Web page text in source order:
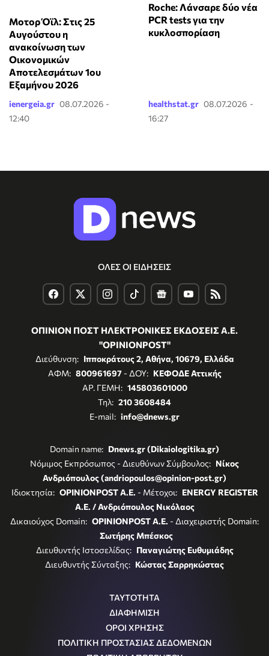
Μοτορ Όϊλ: Στις 25
Αυγούστου η
ανακοίνωση των
Οικονομικών
Αποτελεσμάτων 1ου
Εξαμήνου 2026
ienergeia.gr 08.07.2026 -
12:40
Roche: Λάνσαρε δύο νέα
PCR tests για την
κυκλοσπορίαση
healthstat.gr 08.07.2026 -
16:27
ΟΛΕΣ ΟΙ ΕΙΔΗΣΕΙΣ
ΟΠΙΝΙΟΝ ΠΟΣΤ ΗΛΕΚΤΡΟΝΙΚΕΣ ΕΚΔΟΣΕΙΣ Α.Ε.
"OPINIONPOST"
Διεύθυνση: Ιπποκράτους 2, Αθήνα, 10679, Ελλάδα
ΑΦΜ: 800961697- ΔΟΥ: ΚΕΦΟΔΕ Αττικής
ΑΡ. ΓΕΜΗ: 145803601000
Τηλ: 210 3608484
E-mail: info@dnews.gr
Domain name: Dnews.gr (Dikaiologitika.gr)
Νόμιμος Εκπρόσωπος - Διευθύνων Σύμβουλος: Νίκος
Ανδριόπουλος (andriopoulos@opinion-post.gr)
Ιδιοκτησία: OPINIONPOST A.E. - Μέτοχοι: ENERGY REGISTER
Α.Ε. / Ανδριόπουλος Νικόλαος
Δικαιούχος Domain: OPINIONPOST A.E. - Διαχειριστής Domain:
Σωτήρης Μπέσκος
Διευθυντής Ιστοσελίδας: Παναγιώτης Ευθυμιάδης
Διευθυντής Σύνταξης: Κώστας Σαρρηκώστας
ΤΑΥΤΟΤΗΤΑ
ΔΙΑΦΗΜΙΣΗ
ΟΡΟΙ ΧΡΗΣΗΣ
ΠΟΛΙΤΙΚΗ ΠΡΟΣΤΑΣΙΑΣ ΔΕΔΟΜΕΝΩΝ